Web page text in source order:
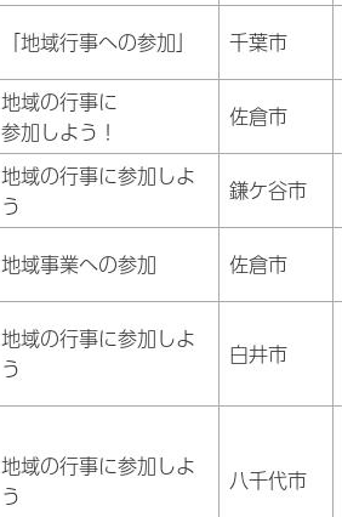
「地域行事への参加」 千葉市
地域の行事に
参加しよう！
佐倉市
地域の行事に参加しよ
う
鎌ケ谷市
地域事業への参加 佐倉市
地域の行事に参加しよ
う
白井市
地域の行事に参加しよ
う
八千代市